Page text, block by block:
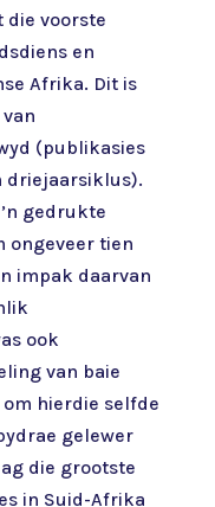
voorste
en
Afrika. Dit is
(publikasies
driejaarsiklus).
gedrukte
ongeveer tien
impak daarvan
ook
van baie
hierdie selfde
gelewer
die grootste
in Suid-Afrika